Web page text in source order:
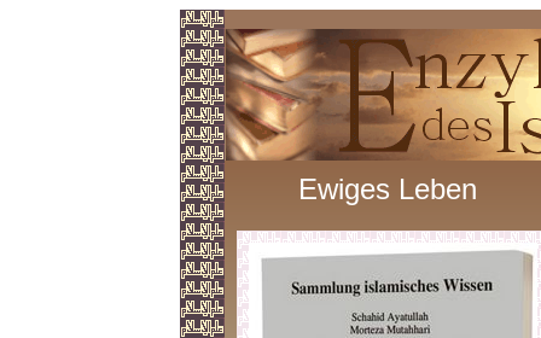
Ewiges Leben